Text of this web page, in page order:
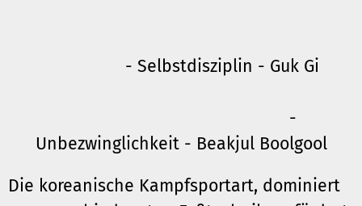
- Selbstdisziplin - Guk Gi
-
Unbezwinglichkeit - Beakjul Boolgool
Die koreanische Kampfsportart, dominiert